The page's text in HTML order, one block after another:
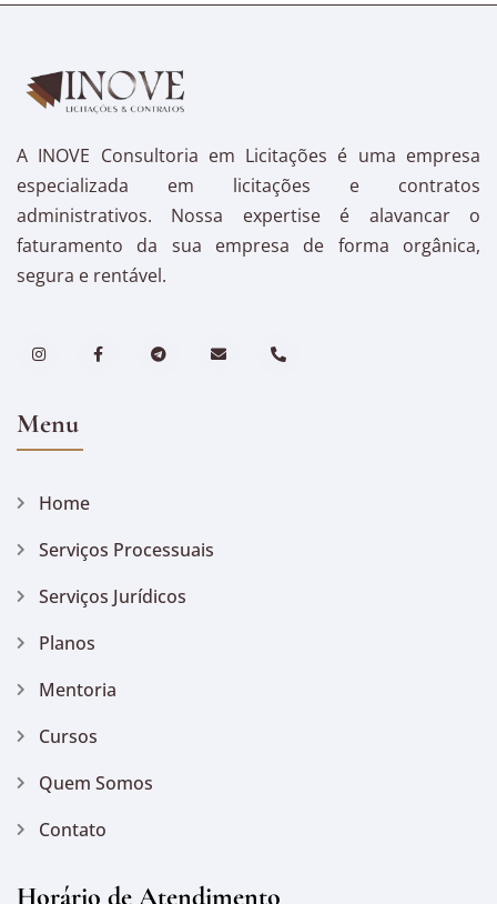
A INOVE Consultoria em Licitações é uma empresa
especializada em licitações e contratos
administrativos. Nossa expertise é alavancar o
faturamento da sua empresa de forma orgânica,
segura e rentável.
Menu
Home
Serviços Processuais
Serviços Jurídicos
Planos
Mentoria
Cursos
Quem Somos
Contato
Horário de Atendimento